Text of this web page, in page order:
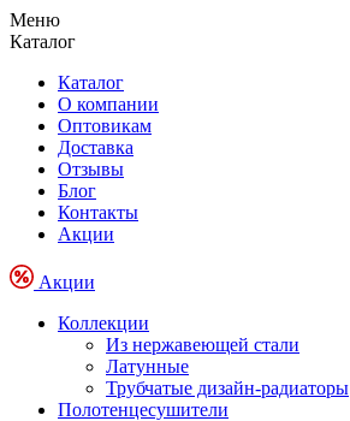
Меню
Каталог
Каталог
О компании
Оптовикам
Доставка
Отзывы
Блог
Контакты
Акции
Акции
Коллекции
Из нержавеющей стали
Латунные
Трубчатые дизайн-радиаторы
Полотенцесушители